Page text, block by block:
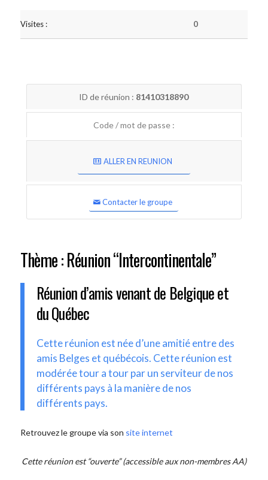
Visites : 0
ID de réunion : 81410318890
Code / mot de passe :
ALLER EN REUNION
Contacter le groupe
Thème : Réunion “Intercontinentale”
Réunion d’amis venant de Belgique et
du Québec
Cette réunion est née d’une amitié entre des
amis Belges et québécois. Cette réunion est
modérée tour a tour par un serviteur de nos
différents pays à la manière de nos
différents pays.
Retrouvez le groupe via son site internet
Cette réunion est “ouverte” (accessible aux non-membres AA)